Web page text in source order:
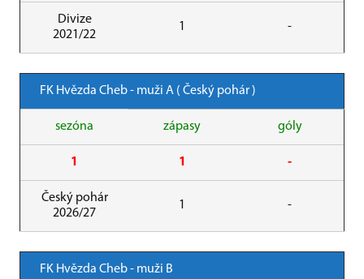
Divize
2021/22
1 -
FK Hvězda Cheb - muži A ( Český pohár )
sezóna zápasy góly
1 1 -
Český pohár
2026/27
1 -
FK Hvězda Cheb - muži B